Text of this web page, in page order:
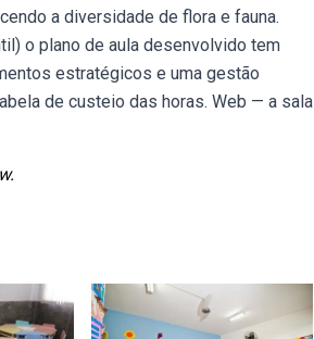
a diversidade de flora e fauna.
o plano de aula desenvolvido tem
estratégicos e uma gestão
de custeio das horas. Web — a sala